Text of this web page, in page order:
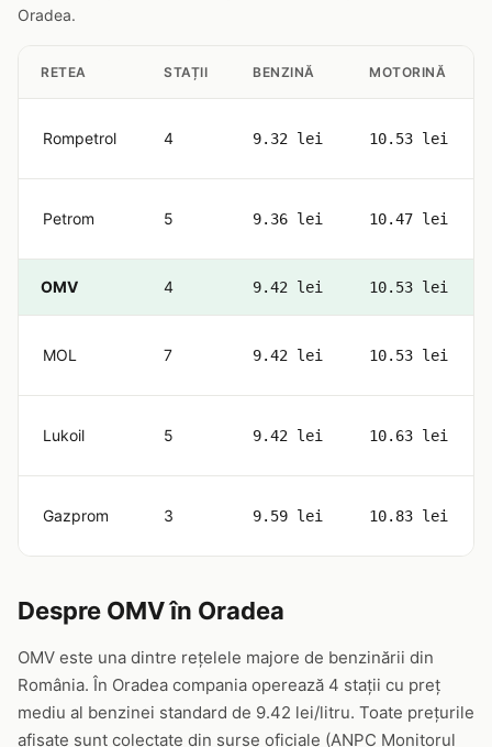
Oradea.
RETEA STAȚII BENZINĂ MOTORINĂ
Rompetrol 4 9.32 lei 10.53 lei
Petrom 5 9.36 lei 10.47 lei
OMV 4 9.42 lei 10.53 lei
MOL 7 9.42 lei 10.53 lei
Lukoil 5 9.42 lei 10.63 lei
Gazprom 3 9.59 lei 10.83 lei
Despre OMV în Oradea
OMV este una dintre rețelele majore de benzinării din
România. În Oradea compania operează 4 stații cu preț
mediu al benzinei standard de 9.42 lei/litru. Toate prețurile
afișate sunt colectate din surse oficiale (ANPC Monitorul